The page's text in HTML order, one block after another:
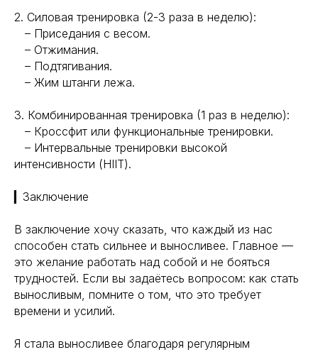
2. Силовая тренировка (2-3 раза в неделю):
– Приседания с весом.
– Отжимания.
– Подтягивания.
– Жим штанги лежа.
3. Комбинированная тренировка (1 раз в неделю):
– Кроссфит или функциональные тренировки.
– Интервальные тренировки высокой
интенсивности (HIIT).
▎Заключение
В заключение хочу сказать, что каждый из нас
способен стать сильнее и выносливее. Главное —
это желание работать над собой и не бояться
трудностей. Если вы задаётесь вопросом: как стать
выносливым, помните о том, что это требует
времени и усилий.
Я стала выносливее благодаря регулярным
запрещена на территории РФ)
©2025. All rights
Политика конфиденциальности